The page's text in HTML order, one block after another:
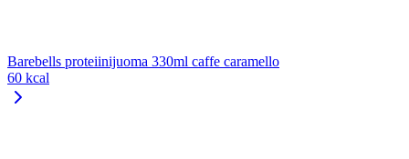
Barebells proteiinijuoma 330ml caffe caramello
60 kcal